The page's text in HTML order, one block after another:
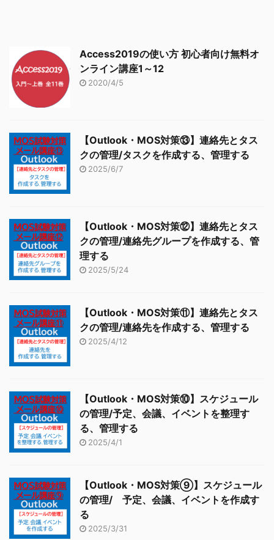
Access2019の使い方 初心者向け無料オ
ンライン講座1～12
2020/4/5
【Outlook・MOS対策⑬】連絡先とタス
クの管理/タスクを作成する、管理する
2025/6/7
【Outlook・MOS対策⑫】連絡先とタス
クの管理/連絡先グループを作成する、管
理する
2025/5/24
【Outlook・MOS対策⑪】連絡先とタス
クの管理/連絡先を作成する、管理する
2025/4/12
【Outlook・MOS対策⑩】スケジュール
の管理/予定、会議、イベントを整理す
る、管理する
2025/4/1
【Outlook・MOS対策⑨】スケジュール
の管理/ 予定、会議、イベントを作成す
る
2025/3/31